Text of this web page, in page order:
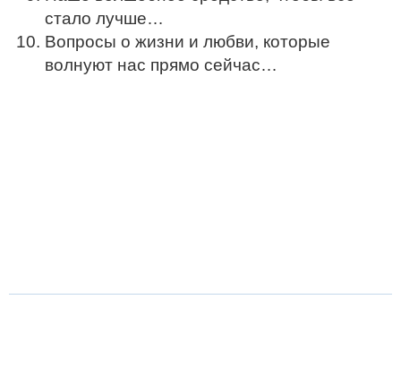
стало лучше…
Вопросы о жизни и любви, которые
волнуют нас прямо сейчас…